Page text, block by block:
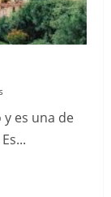
es una de